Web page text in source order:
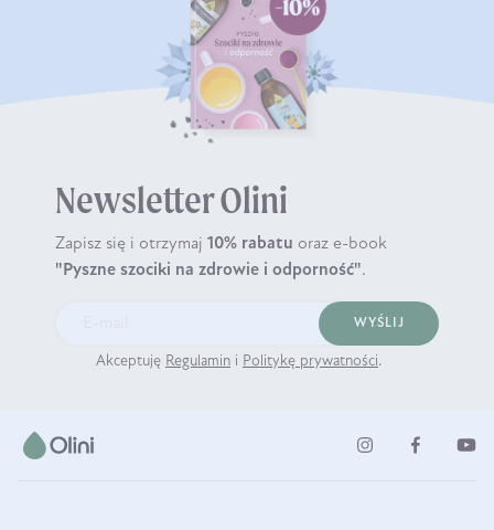
Newsletter Olini
Zapisz się i otrzymaj 10% rabatu oraz e-book
"Pyszne szociki na zdrowie i odporność".
WYŚLIJ
Akceptuję Regulamin i Politykę prywatności.